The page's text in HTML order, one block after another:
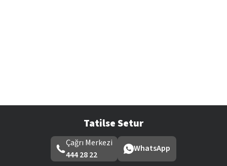
Tatilse Setur
Çağrı Merkezi
444 28 22
WhatsApp